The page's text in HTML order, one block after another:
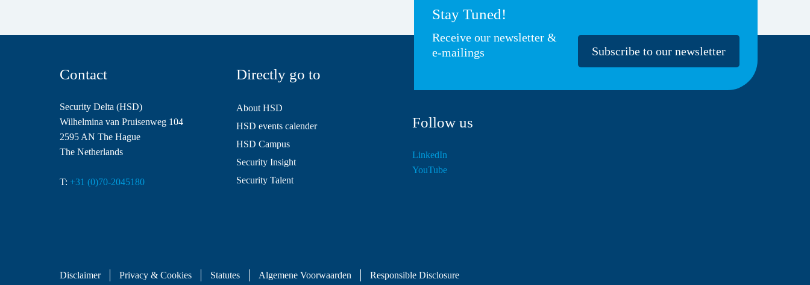
Stay Tuned!
Receive our newsletter &
e-mailings
Subscribe to our newsletter
Contact
Security Delta (HSD)
Wilhelmina van Pruisenweg 104
2595 AN The Hague
The Netherlands
T: +31 (0)70-2045180
Directly go to
About HSD
HSD events calender
HSD Campus
Security Insight
Security Talent
Follow us
LinkedIn
YouTube
Disclaimer Privacy & Cookies Statutes Algemene Voorwaarden Responsible Disclosure